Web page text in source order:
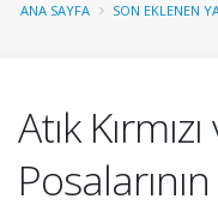
ANA SAYFA SON EKLENEN
Atık